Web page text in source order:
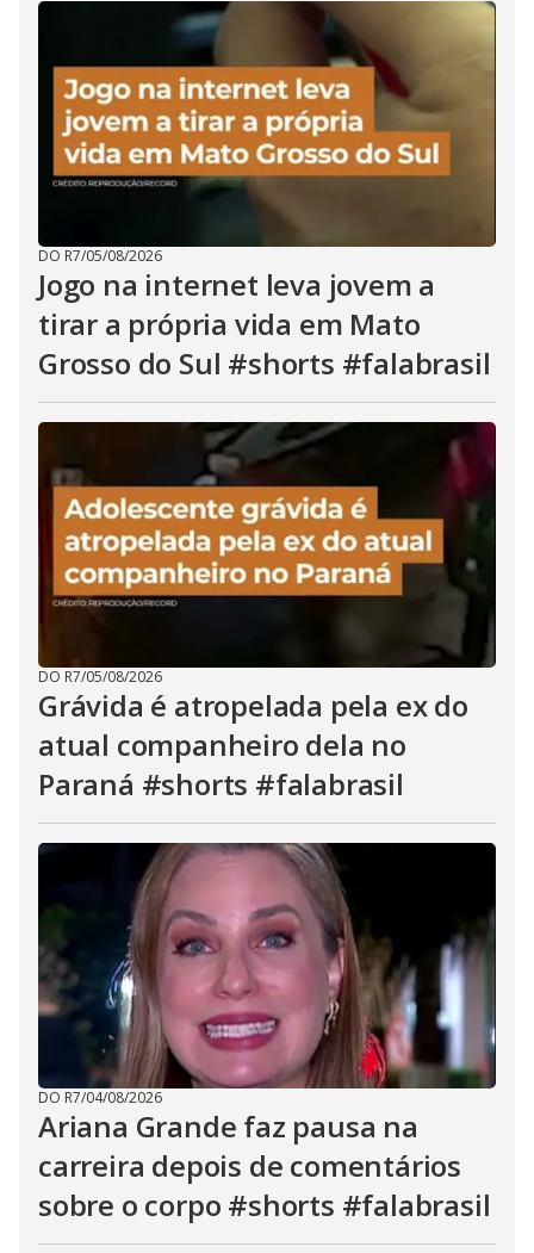
DO R7/05/08/2026
Jogo na internet leva jovem a
tirar a própria vida em Mato
Grosso do Sul #shorts #falabrasil
DO R7/05/08/2026
Grávida é atropelada pela ex do
atual companheiro dela no
Paraná #shorts #falabrasil
DO R7/04/08/2026
Ariana Grande faz pausa na
carreira depois de comentários
sobre o corpo #shorts #falabrasil